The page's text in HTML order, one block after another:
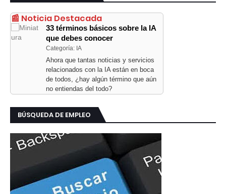
📰 Noticia Destacada
33 términos básicos sobre la IA
que debes conocer
Categoría: IA
Ahora que tantas noticias y servicios
relacionados con la IA están en boca
de todos, ¿hay algún término que aún
no entiendas del todo?
BÚSQUEDA DE EMPLEO